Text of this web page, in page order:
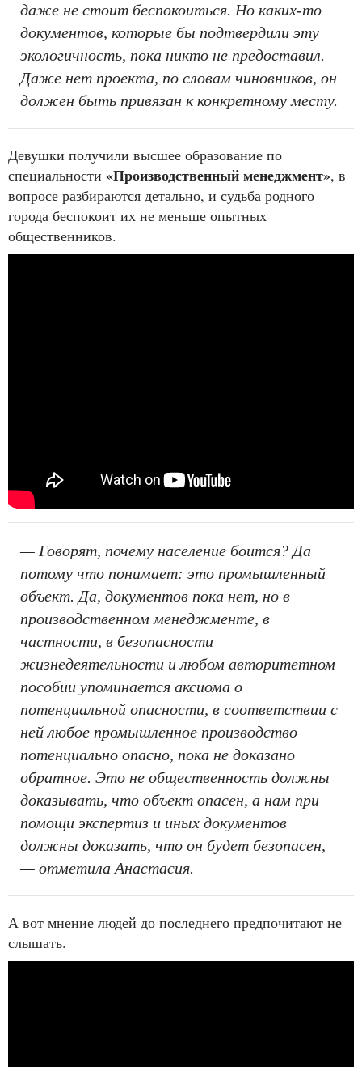
даже не стоит беспокоиться. Но каких-то
документов, которые бы подтвердили эту
экологичность, пока никто не предоставил.
Даже нет проекта, по словам чиновников, он
должен быть привязан к конкретному месту.
Девушки получили высшее образование по
специальности «Производственный менеджмент», в
вопросе разбираются детально, и судьба родного
города беспокоит их не меньше опытных
общественников.
— Говорят, почему население боится? Да
потому что понимает: это промышленный
объект. Да, документов пока нет, но в
производственном менеджменте, в
частности, в безопасности
жизнедеятельности и любом авторитетном
пособии упоминается аксиома о
потенциальной опасности, в соответствии с
ней любое промышленное производство
потенциально опасно, пока не доказано
обратное. Это не общественность должны
доказывать, что объект опасен, а нам при
помощи экспертиз и иных документов
должны доказать, что он будет безопасен,
— отметила Анастасия.
А вот мнение людей до последнего предпочитают не
слышать.